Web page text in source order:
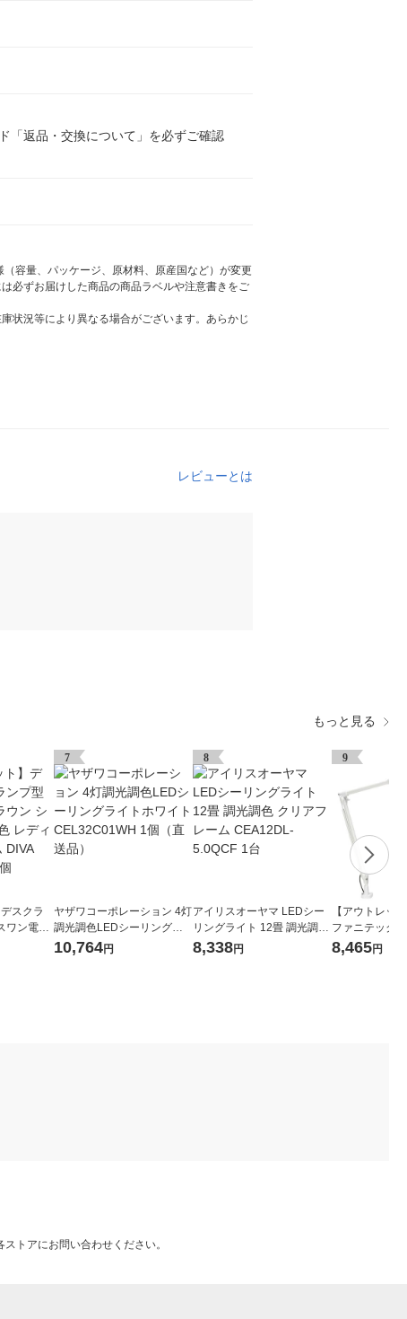
「返品・交換について」を必ずご確認
容量、パッケージ、原材料、原産国など）が変更
必ずお届けした商品の商品ラベルや注意書きをご
状況等により異なる場合がございます。あらかじ
レビューとは
もっと見る
スクラ
ワン電器
光 調色
7
ヤザワコーポレーション 4灯
調光調色LEDシーリングラ
イトホワイト CEL32C01W
10,764円
8
アイリスオーヤマ LEDシー
リングライト 12畳 調光調色
クリアフレーム CEA12DL-
8,338円
9
【アウトレッ
ファニテック
イト ホワイト
8,465円
トアにお問い合わせください。